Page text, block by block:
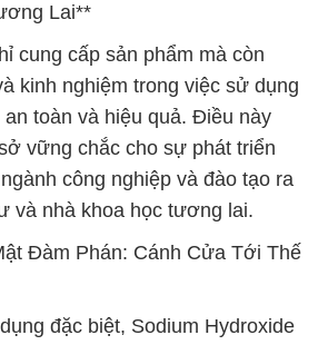
Lai**
cung cấp sản phẩm mà còn
kinh nghiệm trong việc sử dụng
an toàn và hiệu quả. Điều này
vững chắc cho sự phát triển
công nghiệp và đào tạo ra
và nhà khoa học tương lai.
Đàm Phán: Cánh Cửa Tới Thế
đặc biệt, Sodium Hydroxide